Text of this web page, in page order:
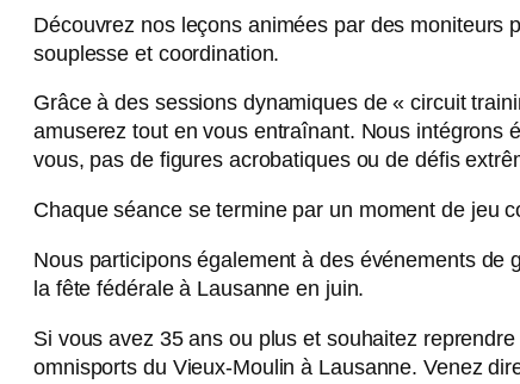
Découvrez nos leçons animées par des moniteurs
souplesse et coordination.
Grâce à des sessions dynamiques de « circuit
amuserez tout en vous entraînant. Nous intégrons
vous, pas de figures acrobatiques ou de défis
Chaque séance se termine par un moment de jeu
Nous participons également à des événements de
la fête fédérale à Lausanne en juin.
Si vous avez 35 ans ou plus et souhaitez
omnisports du Vieux-Moulin à Lausanne. Venez